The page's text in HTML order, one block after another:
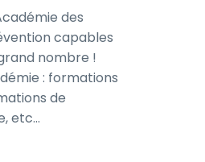
des
capables
nombre !
: formations
de
etc…